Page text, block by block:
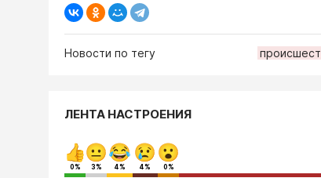
Новости по тегу
ЛЕНТА НАСТРОЕНИЯ
0% 3% 4% 4% 0%